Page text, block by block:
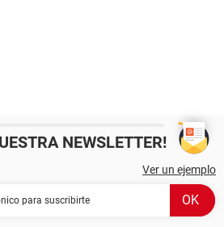
NEWSLETTER!
Ver un ejemplo